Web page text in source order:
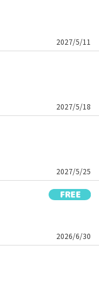
2027/5/11
2027/5/18
2027/5/25
2026/6/30